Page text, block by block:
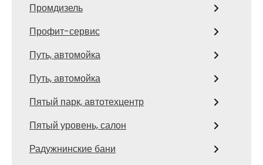
Промдизель
Профит-сервис
Путь, автомойка
Путь, автомойка
Пятый парк, автотехцентр
Пятый уровень, салон
Радужнинские бани